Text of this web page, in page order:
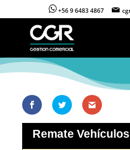
+56 9 6483 4867
Remate